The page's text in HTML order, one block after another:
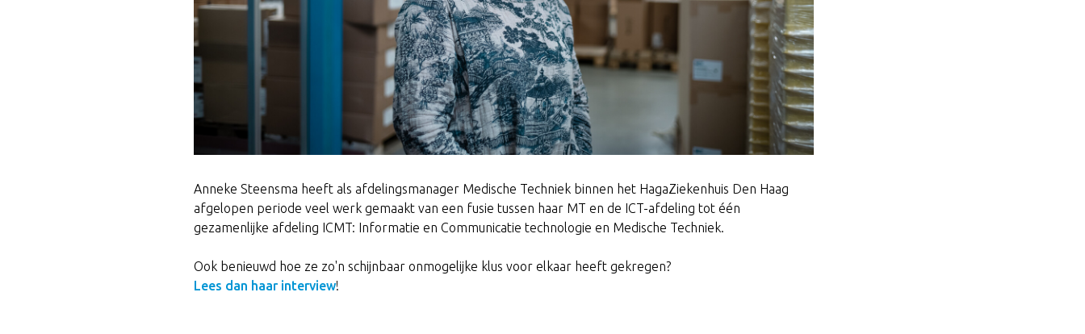
Anneke Steensma heeft als afdelingsmanager Medische Techniek binnen het HagaZiekenhuis Den Haag
afgelopen periode veel werk gemaakt van een fusie tussen haar MT en de ICT-afdeling tot één
gezamenlijke afdeling ICMT: Informatie en Communicatie technologie en Medische Techniek.
Ook benieuwd hoe ze zo'n schijnbaar onmogelijke klus voor elkaar heeft gekregen?
Lees dan haar interview!